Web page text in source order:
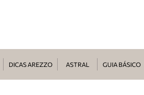
DICAS AREZZO ASTRAL GUIA BÁSICO